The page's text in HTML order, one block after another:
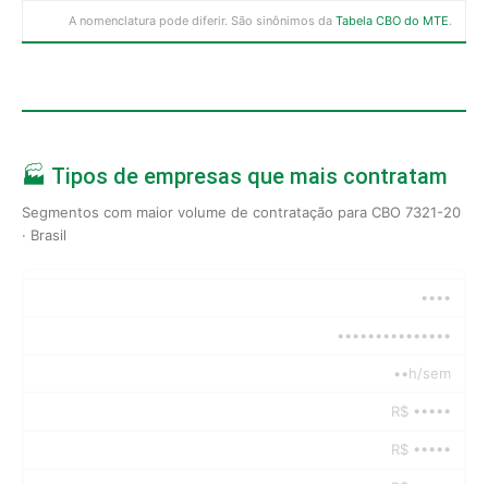
A nomenclatura pode diferir. São sinônimos da Tabela CBO do MTE.
🏭 Tipos de empresas que mais contratam
Segmentos com maior volume de contratação para CBO 7321-20
· Brasil
••••
•••••••••••••••
••h/sem
R$ •••••
R$ •••••